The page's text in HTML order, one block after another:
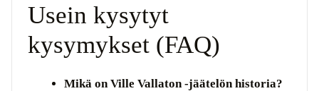
Usein kysytyt
kysymykset (FAQ)
Mikä on Ville Vallaton -jäätelön historia?